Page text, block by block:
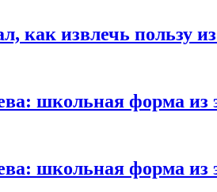
как извлечь пользу
школьная форма из
школьная форма из